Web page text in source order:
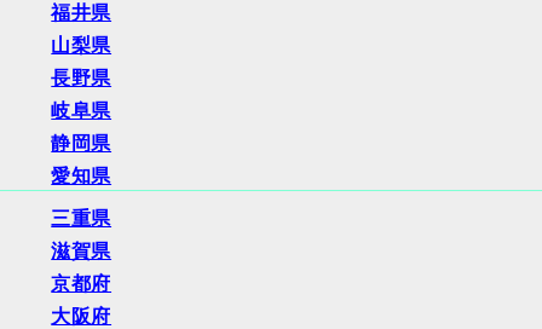
福井県
山梨県
長野県
岐阜県
静岡県
愛知県
三重県
滋賀県
京都府
大阪府